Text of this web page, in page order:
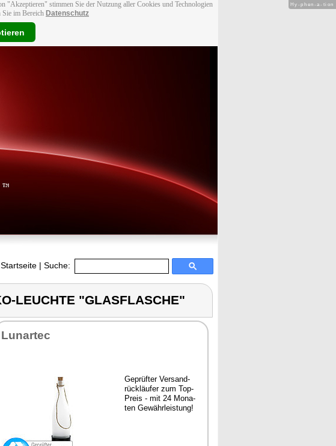
"Akzeptieren" stimmen Sie der Nutzung aller Cookies und Technologien
im Bereich Datenschutz
Startseite | Suche:
LEUCHTE "GLASFLASCHE"
Lun­ar­tec
Ge­prüf­ter Ver­sand­
rück­läu­fer zum Top-
Preis - mit 24 Mo­na­
ten Ge­währ­leis­tung!
Hy-phen-a-tion